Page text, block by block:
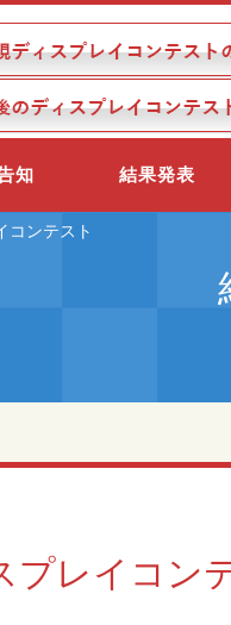
知 結果発表
コンテスト
プレイコン